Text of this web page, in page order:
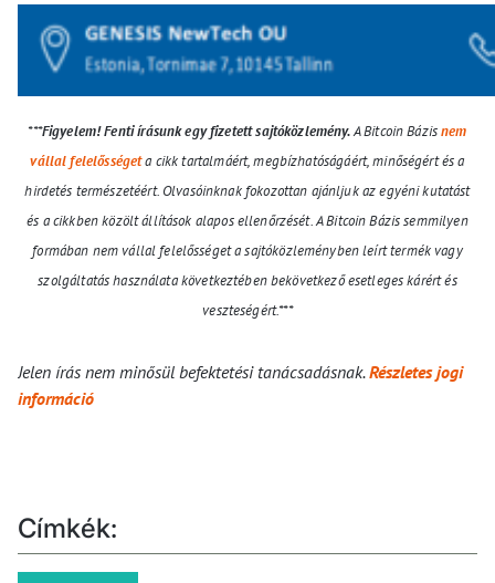
***Figyelem! Fenti írásunk egy fizetett sajtóközlemény.A Bitcoin Bázisnem
vállal felelősségeta cikk tartalmáért, megbízhatóságáért, minőségért és a
hirdetés természetéért. Olvasóinknak fokozottan ajánljuk az egyéni kutatást
és a cikkben közölt állítások alapos ellenőrzését. A Bitcoin Bázis semmilyen
formában nem vállal felelősséget a sajtóközleményben leírt termék vagy
szolgáltatás használata következtében bekövetkező esetleges kárért és
veszteségért.***
Jelen írás nem minősül befektetési tanácsadásnak.Részletes jogi
információ
Címkék: